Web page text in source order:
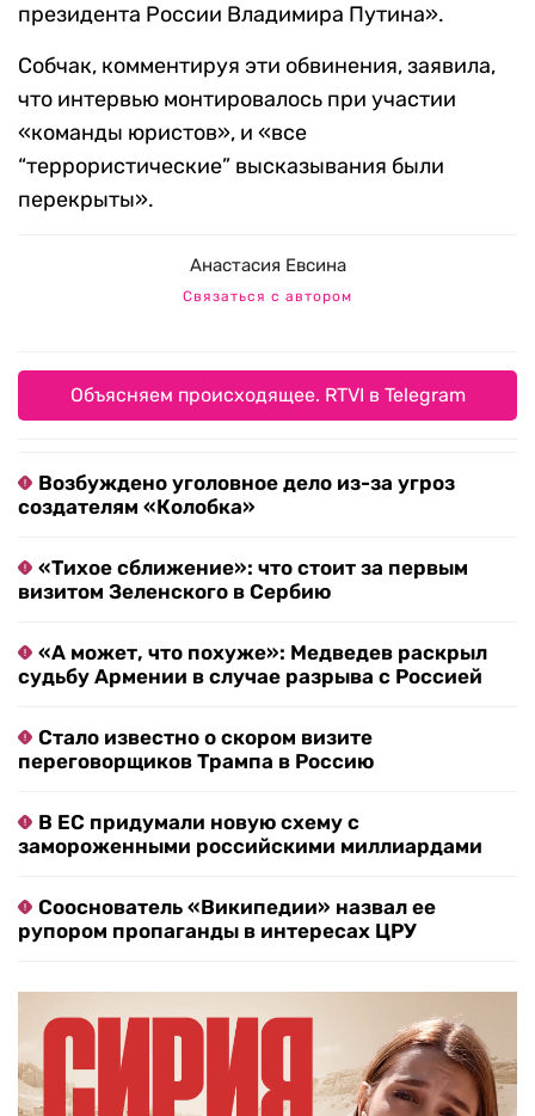
президента России Владимира Путина».
Собчак, комментируя эти обвинения, заявила,
что интервью монтировалось при участии
«команды юристов», и «все
“террористические” высказывания были
перекрыты».
Анастасия Евсина
Связаться с автором
Объясняем происходящее. RTVI в Telegram
Возбуждено уголовное дело из-за угроз
создателям «Колобка»
«Тихое сближение»: что стоит за первым
визитом Зеленского в Сербию
«А может, что похуже»: Медведев раскрыл
судьбу Армении в случае разрыва с Россией
Стало известно о скором визите
переговорщиков Трампа в Россию
В ЕС придумали новую схему с
замороженными российскими миллиардами
Сооснователь «Википедии» назвал ее
рупором пропаганды в интересах ЦРУ